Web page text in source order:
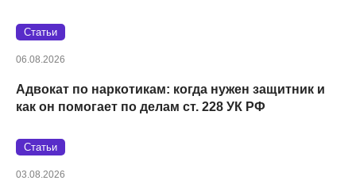
Статьи
06.08.2026
Адвокат по наркотикам: когда нужен защитник и
как он помогает по делам ст. 228 УК РФ
Статьи
03.08.2026